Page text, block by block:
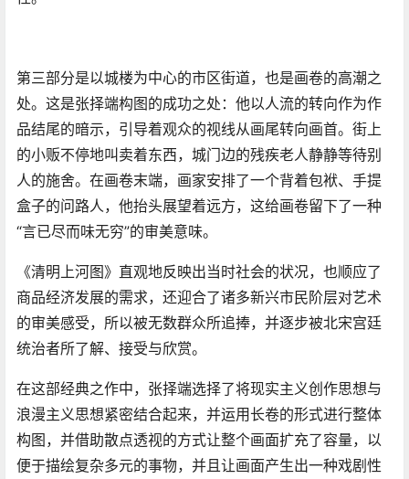
第三部分是以城楼为中心的市区街道，也是画卷的高潮之
处。这是张择端构图的成功之处：他以人流的转向作为作
品结尾的暗示，引导着观众的视线从画尾转向画首。街上
的小贩不停地叫卖着东西，城门边的残疾老人静静等待别
人的施舍。在画卷末端，画家安排了一个背着包袱、手提
盒子的问路人，他抬头展望着远方，这给画卷留下了一种
“言已尽而味无穷”的审美意味。
《清明上河图》直观地反映出当时社会的状况，也顺应了
商品经济发展的需求，还迎合了诸多新兴市民阶层对艺术
的审美感受，所以被无数群众所追捧，并逐步被北宋宫廷
统治者所了解、接受与欣赏。
在这部经典之作中，张择端选择了将现实主义创作思想与
浪漫主义思想紧密结合起来，并运用长卷的形式进行整体
构图，并借助散点透视的方式让整个画面扩充了容量，以
便于描绘复杂多元的事物，并且让画面产生出一种戏剧性